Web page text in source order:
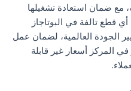
مع ضمان استعادة تشغيلها
قطع تالفة في البوتاجاز
الجودة العالمية، لضمان عمل
المركز أسعار غير قابلة